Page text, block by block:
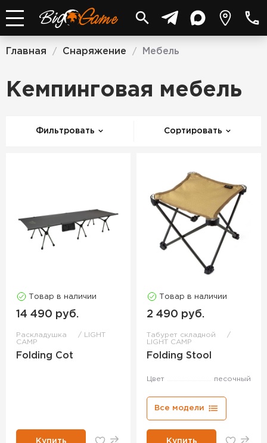
Главная / Снаряжение / Мебель
Кемпинговая мебель
Фильтровать Сортировать
Товар в наличии
14 490 руб.
Раскладушка
LIGHT
CAMP
Folding Cot
Купить
Товар в наличии
2 490 руб.
Табурет складной
LIGHT CAMP
Folding Stool
Цвет песочный
Все модели
Купить